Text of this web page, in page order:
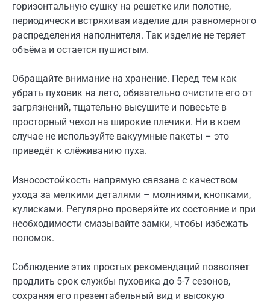
горизонтальную сушку на решетке или полотне,
периодически встряхивая изделие для равномерного
распределения наполнителя. Так изделие не теряет
объёма и остается пушистым.
Обращайте внимание на хранение. Перед тем как
убрать пуховик на лето, обязательно очистите его от
загрязнений, тщательно высушите и повесьте в
просторный чехол на широкие плечики. Ни в коем
случае не используйте вакуумные пакеты – это
приведёт к слёживанию пуха.
Износостойкость напрямую связана с качеством
ухода за мелкими деталями – молниями, кнопками,
кулисками. Регулярно проверяйте их состояние и при
необходимости смазывайте замки, чтобы избежать
поломок.
Соблюдение этих простых рекомендаций позволяет
продлить срок службы пуховика до 5-7 сезонов,
сохраняя его презентабельный вид и высокую